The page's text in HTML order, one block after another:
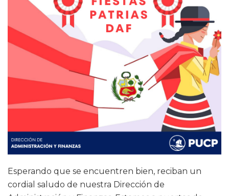
Esperando que se encuentren bien, reciban un
cordial saludo de nuestra Dirección de